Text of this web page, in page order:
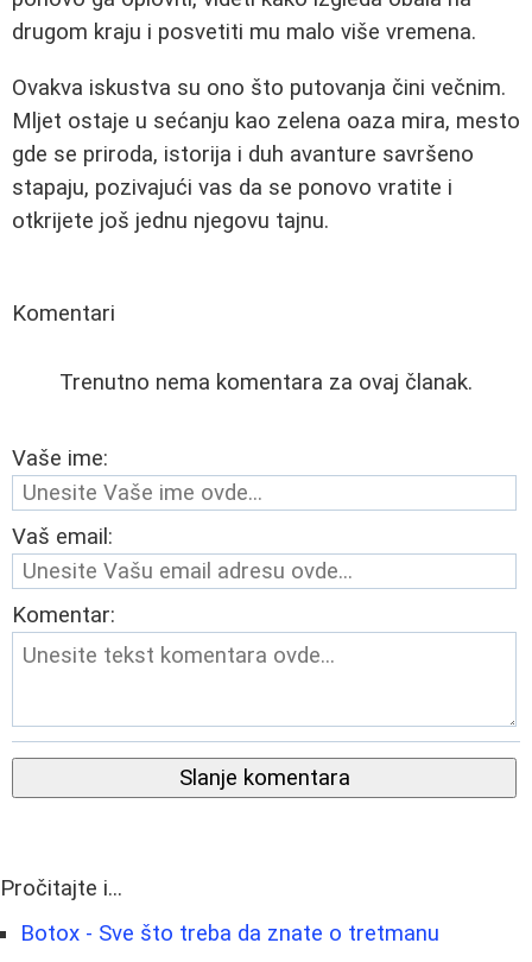
drugom kraju i posvetiti mu malo više vremena.
Ovakva iskustva su ono što putovanja čini večnim.
Mljet ostaje u sećanju kao zelena oaza mira, mesto
gde se priroda, istorija i duh avanture savršeno
stapaju, pozivajući vas da se ponovo vratite i
otkrijete još jednu njegovu tajnu.
Komentari
Trenutno nema komentara za ovaj članak.
Vaše ime:
Vaš email:
Komentar:
Slanje komentara
Pročitajte i...
Botox - Sve što treba da znate o tretmanu